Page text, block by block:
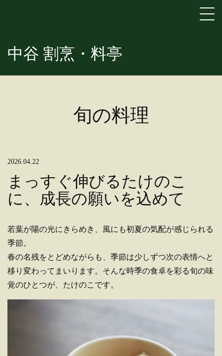
中谷 割烹・料亭
旬の料理
2026.04.22
まっすぐ伸びるたけのこ
に、成長の願いを込めて
若葉が陽の光にきらめき、風にも初夏の気配が感じられる
季節。
春の名残をとどめながらも、季節は少しずつ次の表情へと
移り変わってまいります。そんな時季の食卓を彩る旬の味
覚のひとつが、たけのこです。